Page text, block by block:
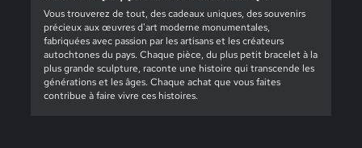
Vous trouverez de tout, des cadeaux uniques, des souvenirs
précieux aux œuvres d'art moderne monumentales,
fabriquées avec passion par les artisans et les créateurs
autochtones du pays. Chaque pièce, du plus petit bracelet à la
plus grande sculpture, raconte une histoire qui transcende les
générations et les âges. Chaque achat que vous faites
contribue à faire vivre ces histoires.